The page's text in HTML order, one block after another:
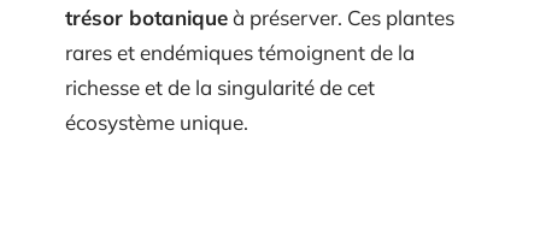
trésor botaniqueà préserver. Ces plantes
rares et endémiques témoignent de la
richesse et de la singularité de cet
écosystème unique.